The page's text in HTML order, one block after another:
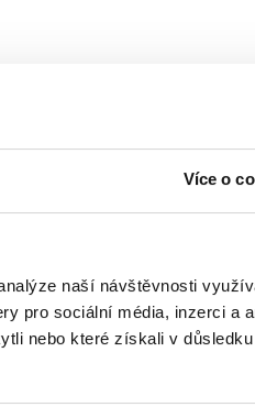
Více o
naší návštěvnosti
pro sociální média, inzerci a
nebo které získali v